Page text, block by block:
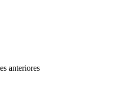
anteriores